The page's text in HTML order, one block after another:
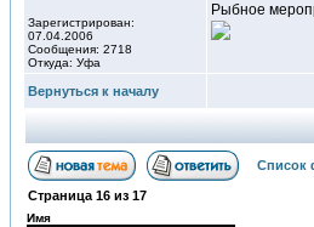
Зарегистрирован:
07.04.2006
Сообщения: 2718
Откуда: Уфа
Рыбное
Вернуться к началу
Список
Страница 16 из 17
Имя